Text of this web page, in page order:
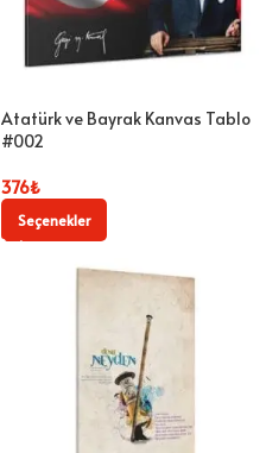
Atatürk ve Bayrak Kanvas Tablo
#002
376₺
Seçenekler